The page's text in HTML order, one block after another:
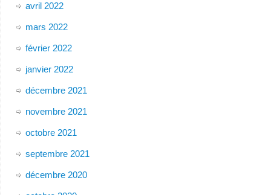
avril 2022
mars 2022
février 2022
janvier 2022
décembre 2021
novembre 2021
octobre 2021
septembre 2021
décembre 2020